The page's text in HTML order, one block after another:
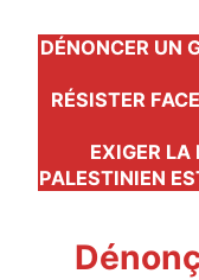
DÉNONCER UN
RÉSISTER
EXIGER LA
PALESTINIEN